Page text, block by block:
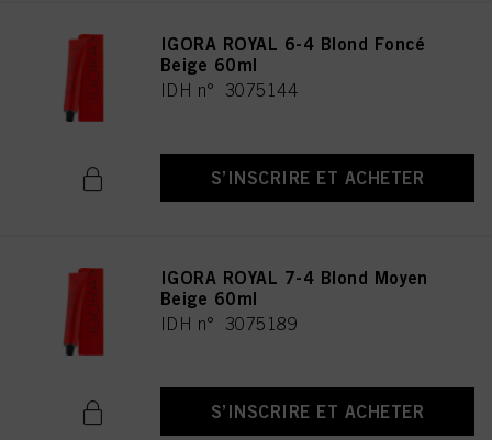
IGORA ROYAL 6-4 Blond Foncé
Beige 60ml
IDH n° 3075144
S’INSCRIRE ET ACHETER
IGORA ROYAL 7-4 Blond Moyen
Beige 60ml
IDH n° 3075189
S’INSCRIRE ET ACHETER